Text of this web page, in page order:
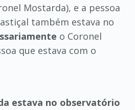
Mostarda), e a pessoa
também estava no
o Coronel
que estava com o
estava no observatório